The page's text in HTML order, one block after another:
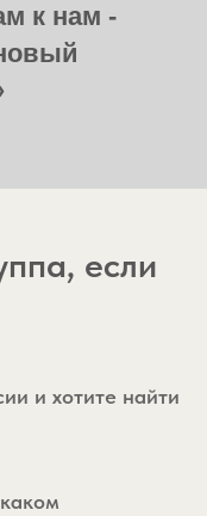
к нам -
если
и хотите найти